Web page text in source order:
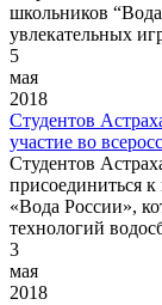
школьников
увлекательных
5
мая
2018
Студентов
участие во
Студентов
присоединиться к
«Вода России»,
технологий
3
мая
2018